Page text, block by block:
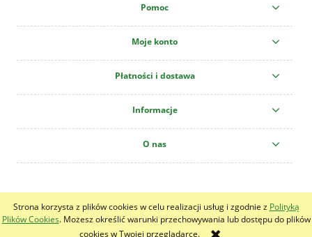
Strona korzysta z plików cookies w celu realizacji usług i zgodnie z Polityką
Plików Cookies. Możesz określić warunki przechowywania lub dostępu do plików
cookies w Twojej przeglądarce.
Pomoc
Moje konto
Płatności i dostawa
Informacje
O nas
pokaż pełną wersję strony